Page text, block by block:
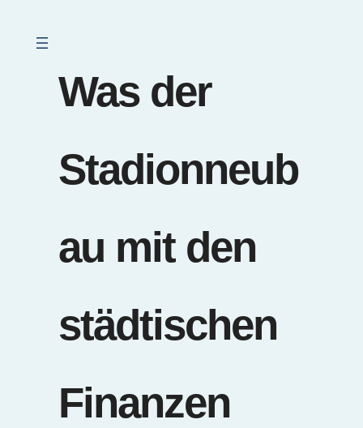
Was der
Stadionneub
au mit den
städtischen
Finanzen